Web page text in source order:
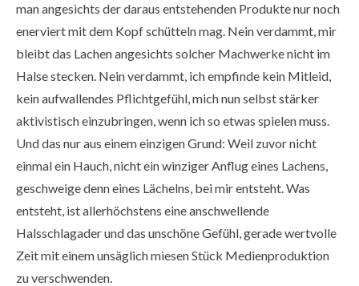
man angesichts der daraus entstehenden Produkte nur noch
enerviert mit dem Kopf schütteln mag. Nein verdammt, mir
bleibt das Lachen angesichts solcher Machwerke nicht im
Halse stecken. Nein verdammt, ich empfinde kein Mitleid,
kein aufwallendes Pflichtgefühl, mich nun selbst stärker
aktivistisch einzubringen, wenn ich so etwas spielen muss.
Und das nur aus einem einzigen Grund: Weil zuvor nicht
einmal ein Hauch, nicht ein winziger Anflug eines Lachens,
geschweige denn eines Lächelns, bei mir entsteht. Was
entsteht, ist allerhöchstens eine anschwellende
Halsschlagader und das unschöne Gefühl, gerade wertvolle
Zeit mit einem unsäglich miesen Stück Medienproduktion
zu verschwenden.